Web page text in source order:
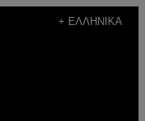
+ ΕΛΛΗΝΙΚΆ